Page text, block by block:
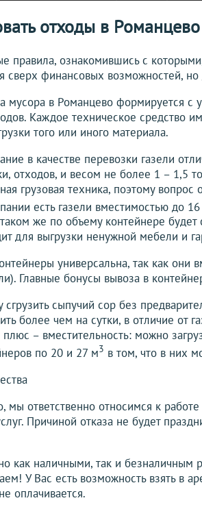
отходы в Романцево
правила, ознакомившись с
сверх финансовых возможностей,
мусора в Романцево формируется с
Каждое техническое средство
того или иного материала.
в качестве перевозки газели
отходов, и весом не более 1 – 1,5
грузовая техника, поэтому
есть газели вместимостью до
же по объему контейнере
для выгрузки ненужной мебели и
универсальна, так как
Главные бонусы вывоза в
сыпучий сор без
более чем на сутки, в отличие от
– вместительность: можно
по 20 и 27 м3 в том, что в них
мы ответственно относимся к
Причиной отказа не будет
как наличными, так и
У Вас есть возможность взять в
оплачивается.